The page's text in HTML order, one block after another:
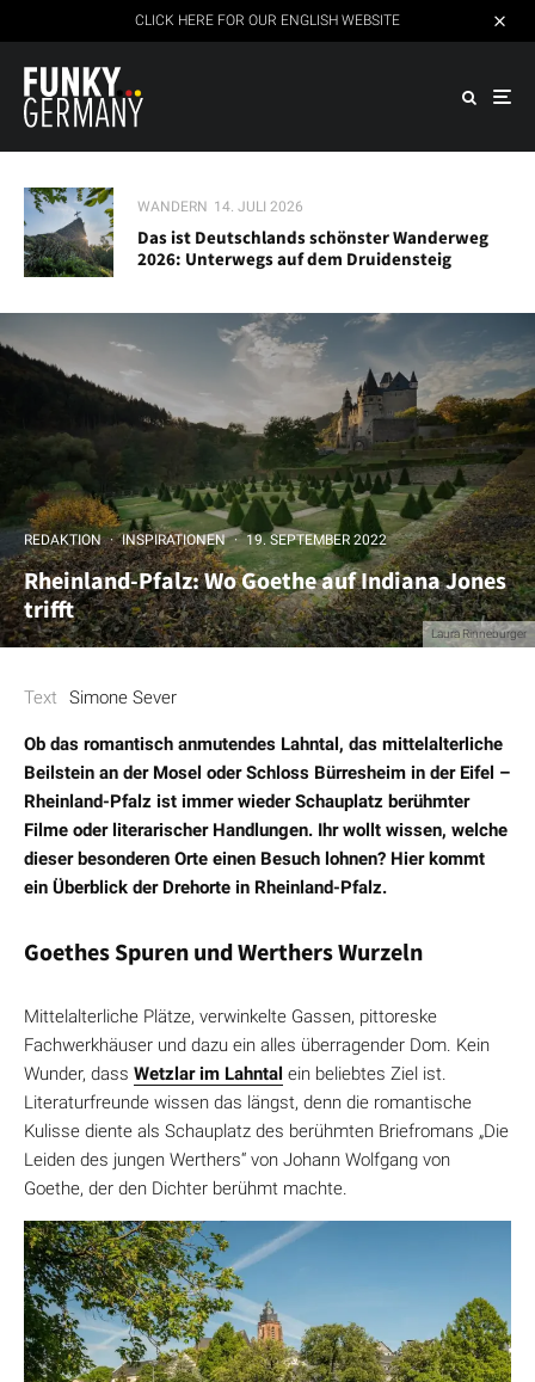
CLICK HERE FOR OUR ENGLISH WEBSITE
WANDERN 14. JULI 2026
Das ist Deutschlands schönster Wanderweg
2026: Unterwegs auf dem Druidensteig
Laura Rinneburger
REDAKTION · INSPIRATIONEN · 19. SEPTEMBER 2022
Rheinland-Pfalz: Wo Goethe auf Indiana Jones
trifft
Text Simone Sever
Ob das romantisch anmutendes Lahntal, das mittelalterliche
Beilstein an der Mosel oder Schloss Bürresheim in der Eifel –
Rheinland-Pfalz ist immer wieder Schauplatz berühmter
Filme oder literarischer Handlungen. Ihr wollt wissen, welche
dieser besonderen Orte einen Besuch lohnen? Hier kommt
ein Überblick der Drehorte in Rheinland-Pfalz.
Goethes Spuren und Werthers Wurzeln
Mittelalterliche Plätze, verwinkelte Gassen, pittoreske
Fachwerkhäuser und dazu ein alles überragender Dom. Kein
Wunder, dass Wetzlar im Lahntal ein beliebtes Ziel ist.
Literaturfreunde wissen das längst, denn die romantische
Kulisse diente als Schauplatz des berühmten Briefromans „Die
Leiden des jungen Werthers“ von Johann Wolfgang von
Goethe, der den Dichter berühmt machte.